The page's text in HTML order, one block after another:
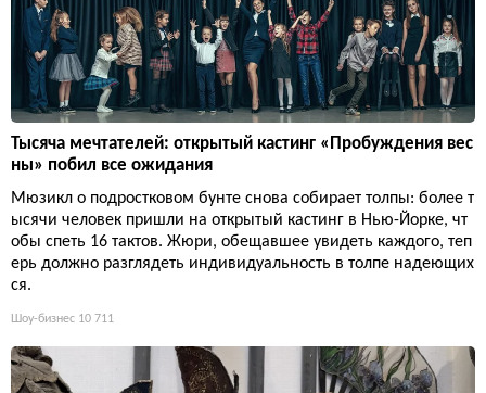
Тысяча мечтателей: открытый кастинг «Пробуждения вес
ны» побил все ожидания
Мюзикл о подростковом бунте снова собирает толпы: более т
ысячи человек пришли на открытый кастинг в Нью-Йорке, чт
обы спеть 16 тактов. Жюри, обещавшее увидеть каждого, теп
ерь должно разглядеть индивидуальность в толпе надеющих
ся.
Шоу-бизнес 10 711